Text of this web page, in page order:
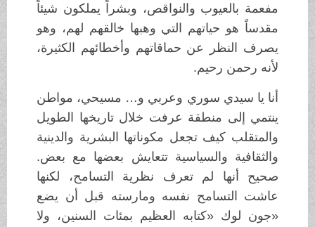
مفعمة بالعيوب والنواقص، وبشراً يملكون شيئاً
مقدساً هو حياتهم التي وهبها خالقهم لهم، وهو
يصرف النظر عن حماقاتهم وأخطائهم الكثيرة،
لأنه رحمن رحيم.
أنا يا سيدي سوري وعربي و… مسيحي، مواطن
ينتمي إلى منطقة عرفت خلال تاريخها الطويل
والمتقلب كيف تجعل مكوناتها البشرية والدينية
والثقافية والسياسية تتعايش بعضها مع بعض.
صحيح أنها لم تعرف نظرية التسامح، لكنها
عاشت التسامح نفسه ومارسته قبل أن يضع
«جون لوك «كتابه العظيم بمئات السنين، ولا